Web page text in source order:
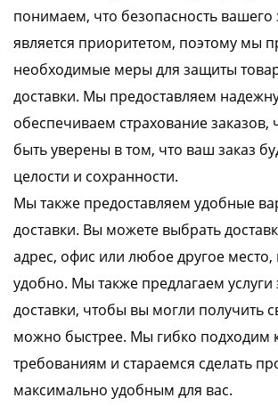
понимаем, что безопасность вашего
является приоритетом, поэтому мы
необходимые меры для защиты
доставки. Мы предоставляем
обеспечиваем страхование
быть уверены в том, что ваш заказ
целости и сохранности.
Мы также предоставляем удобные
доставки. Вы можете выбрать
адрес, офис или любое другое место,
удобно. Мы также предлагаем услуги
доставки, чтобы вы могли получить
можно быстрее. Мы гибко подходим
требованиям и стараемся сделать
максимально удобным для вас.